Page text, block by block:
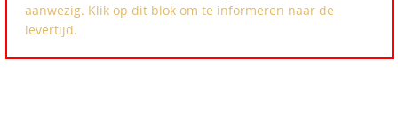
aanwezig. Klik op dit blok om te informeren naar de
levertijd.